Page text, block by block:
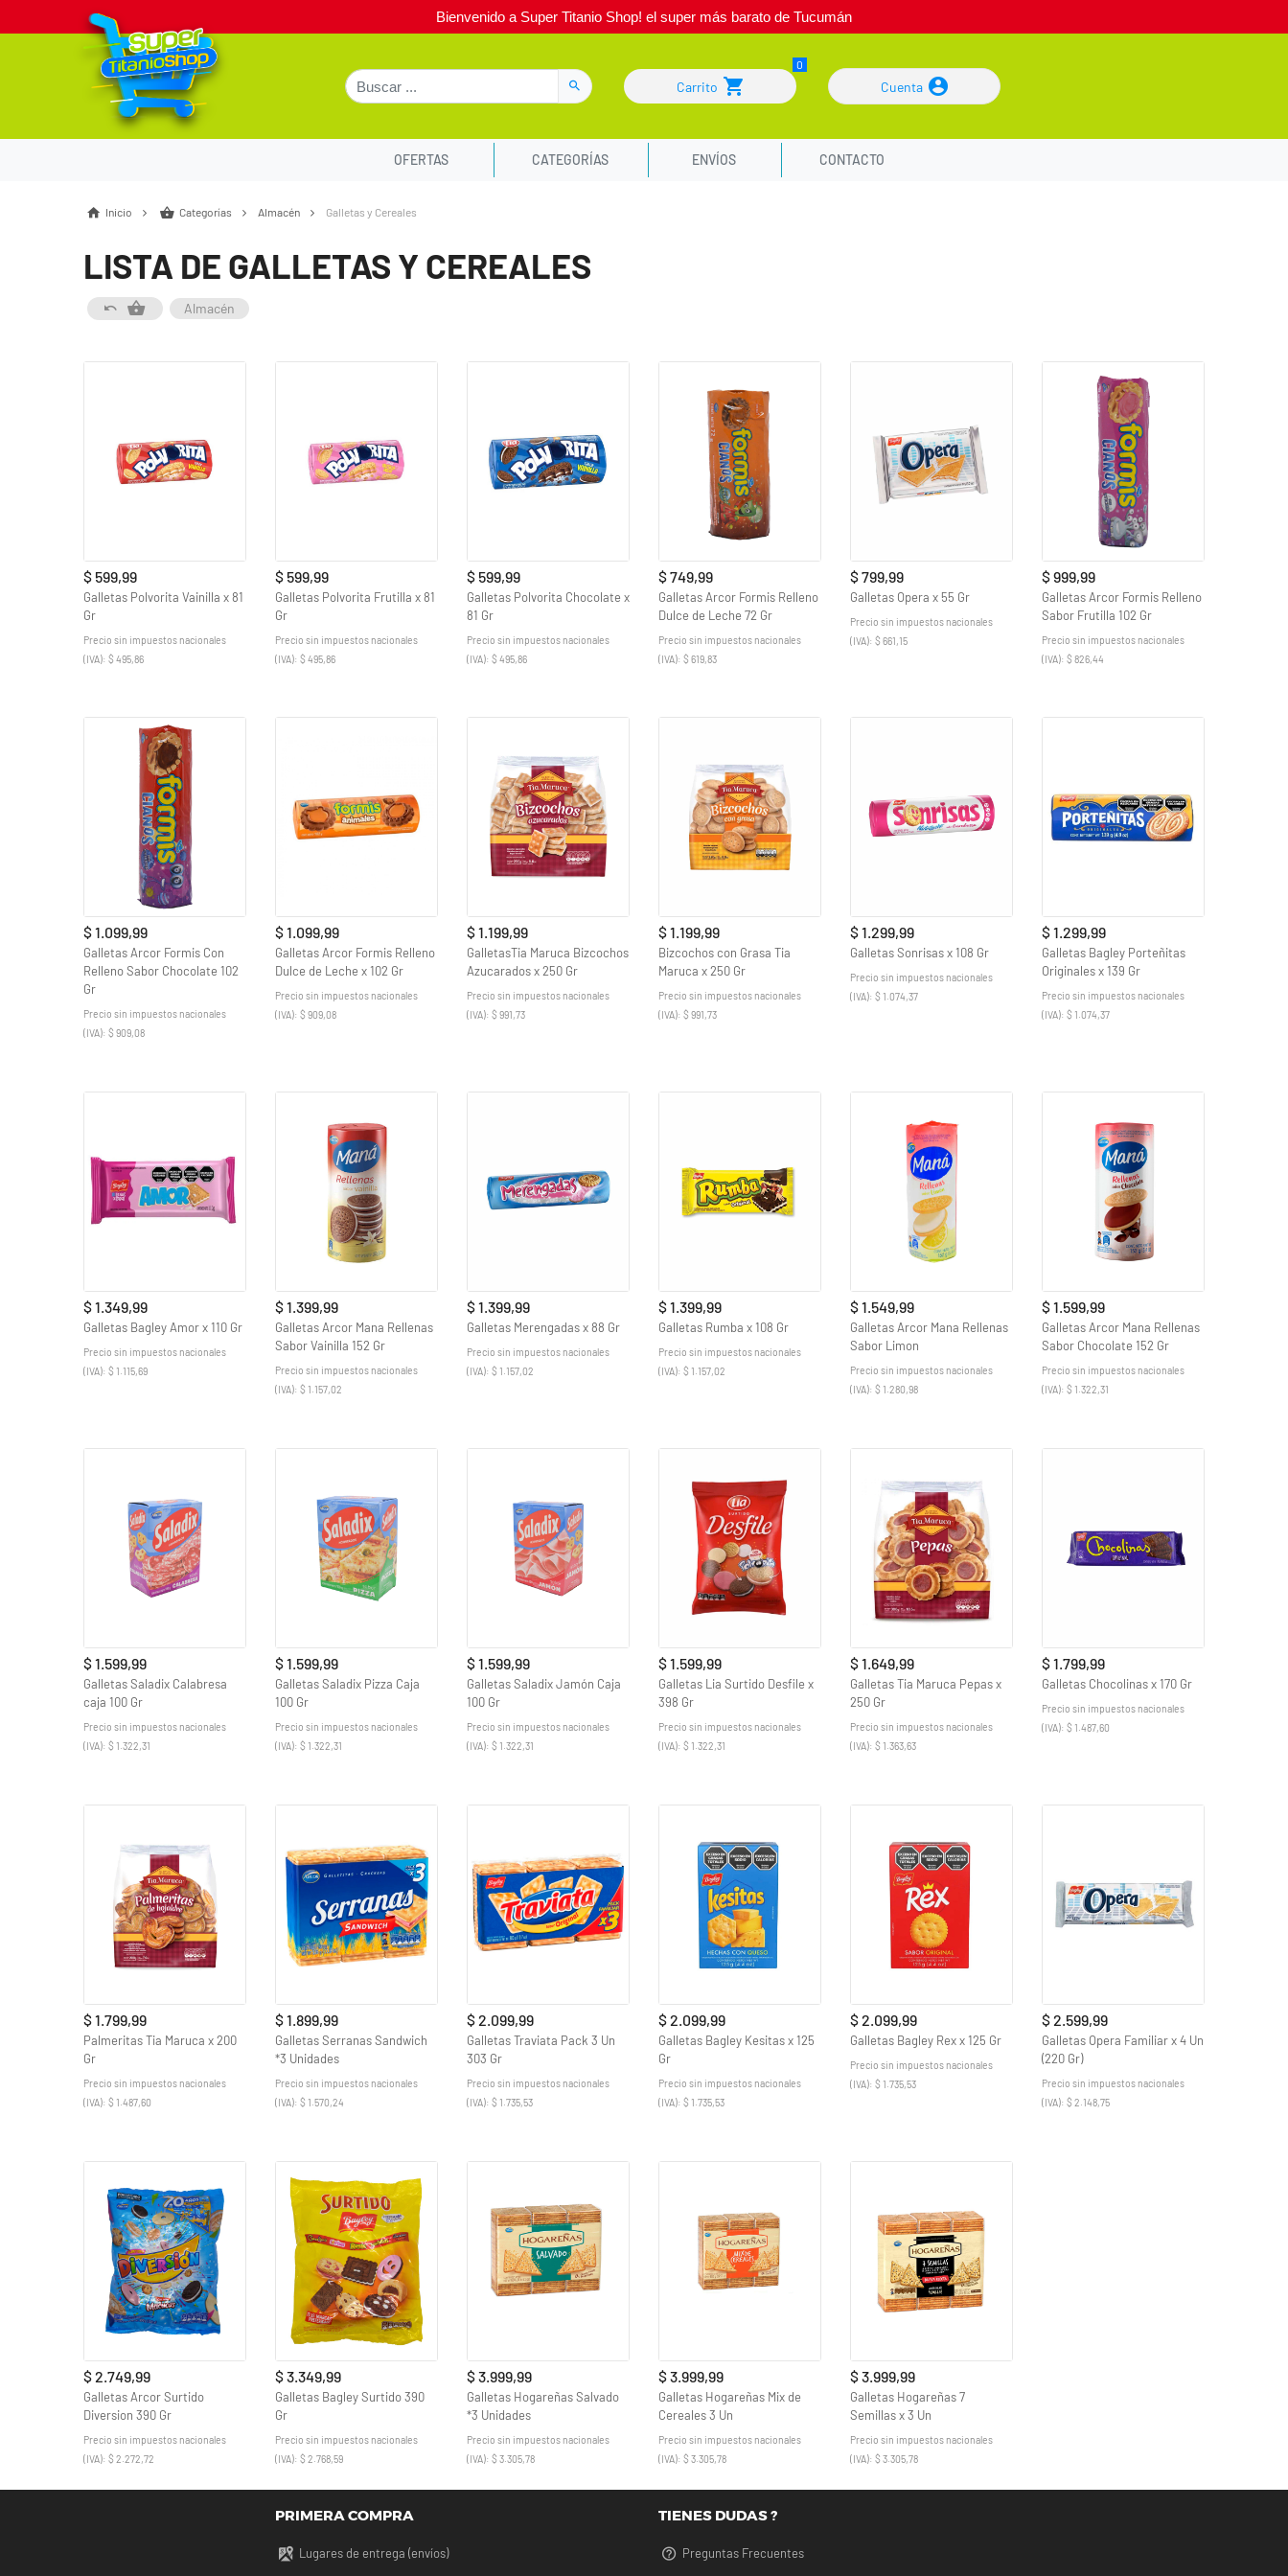
Bienvenido a Super Titanio Shop! el super más barato de Tucumán
Carrito Cuenta
OFERTAS CATEGORÍAS ENVÍOS CONTACTO
Inicio Categorías Almacén Galletas y Cereales
LISTA DE GALLETAS Y CEREALES
Almacén
$ 599,99
Galletas Polvorita Vainilla x 81
Gr
Precio sin impuestos nacionales
(IVA): $ 495,86
$ 599,99
Galletas Polvorita Frutilla x 81
Gr
Precio sin impuestos nacionales
(IVA): $ 495,86
$ 599,99
Galletas Polvorita Chocolate x
81 Gr
Precio sin impuestos nacionales
(IVA): $ 495,86
$ 749,99
Galletas Arcor Formis Relleno
Dulce de Leche 72 Gr
Precio sin impuestos nacionales
(IVA): $ 619,83
$ 799,99
Galletas Opera x 55 Gr
Precio sin impuestos nacionales
(IVA): $ 661,15
$ 999,99
Galletas Arcor Formis Relleno
Sabor Frutilla 102 Gr
Precio sin impuestos nacionales
(IVA): $ 826,44
$ 1.099,99
Galletas Arcor Formis Con
Relleno Sabor Chocolate 102
Gr
Precio sin impuestos nacionales
(IVA): $ 909,08
$ 1.099,99
Galletas Arcor Formis Relleno
Dulce de Leche x 102 Gr
Precio sin impuestos nacionales
(IVA): $ 909,08
$ 1.199,99
GalletasTia Maruca Bizcochos
Azucarados x 250 Gr
Precio sin impuestos nacionales
(IVA): $ 991,73
$ 1.199,99
Bizcochos con Grasa Tia
Maruca x 250 Gr
Precio sin impuestos nacionales
(IVA): $ 991,73
$ 1.299,99
Galletas Sonrisas x 108 Gr
Precio sin impuestos nacionales
(IVA): $ 1.074,37
$ 1.299,99
Galletas Bagley Porteñitas
Originales x 139 Gr
Precio sin impuestos nacionales
(IVA): $ 1.074,37
$ 1.349,99
Galletas Bagley Amor x 110 Gr
Precio sin impuestos nacionales
(IVA): $ 1.115,69
$ 1.399,99
Galletas Arcor Mana Rellenas
Sabor Vainilla 152 Gr
Precio sin impuestos nacionales
(IVA): $ 1.157,02
$ 1.399,99
Galletas Merengadas x 88 Gr
Precio sin impuestos nacionales
(IVA): $ 1.157,02
$ 1.399,99
Galletas Rumba x 108 Gr
Precio sin impuestos nacionales
(IVA): $ 1.157,02
$ 1.549,99
Galletas Arcor Mana Rellenas
Sabor Limon
Precio sin impuestos nacionales
(IVA): $ 1.280,98
$ 1.599,99
Galletas Arcor Mana Rellenas
Sabor Chocolate 152 Gr
Precio sin impuestos nacionales
(IVA): $ 1.322,31
$ 1.599,99
Galletas Saladix Calabresa
caja 100 Gr
Precio sin impuestos nacionales
(IVA): $ 1.322,31
$ 1.599,99
Galletas Saladix Pizza Caja
100 Gr
Precio sin impuestos nacionales
(IVA): $ 1.322,31
$ 1.599,99
Galletas Saladix Jamón Caja
100 Gr
Precio sin impuestos nacionales
(IVA): $ 1.322,31
$ 1.599,99
Galletas Lia Surtido Desfile x
398 Gr
Precio sin impuestos nacionales
(IVA): $ 1.322,31
$ 1.649,99
Galletas Tia Maruca Pepas x
250 Gr
Precio sin impuestos nacionales
(IVA): $ 1.363,63
$ 1.799,99
Galletas Chocolinas x 170 Gr
Precio sin impuestos nacionales
(IVA): $ 1.487,60
$ 1.799,99
Palmeritas Tia Maruca x 200
Gr
Precio sin impuestos nacionales
(IVA): $ 1.487,60
$ 1.899,99
Galletas Serranas Sandwich
*3 Unidades
Precio sin impuestos nacionales
(IVA): $ 1.570,24
$ 2.099,99
Galletas Traviata Pack 3 Un
303 Gr
Precio sin impuestos nacionales
(IVA): $ 1.735,53
$ 2.099,99
Galletas Bagley Kesitas x 125
Gr
Precio sin impuestos nacionales
(IVA): $ 1.735,53
$ 2.099,99
Galletas Bagley Rex x 125 Gr
Precio sin impuestos nacionales
(IVA): $ 1.735,53
$ 2.599,99
Galletas Opera Familiar x 4 Un
(220 Gr)
Precio sin impuestos nacionales
(IVA): $ 2.148,75
$ 2.749,99
Galletas Arcor Surtido
Diversion 390 Gr
Precio sin impuestos nacionales
(IVA): $ 2.272,72
$ 3.349,99
Galletas Bagley Surtido 390
Gr
Precio sin impuestos nacionales
(IVA): $ 2.768,59
$ 3.999,99
Galletas Hogareñas Salvado
*3 Unidades
Precio sin impuestos nacionales
(IVA): $ 3.305,78
$ 3.999,99
Galletas Hogareñas Mix de
Cereales 3 Un
Precio sin impuestos nacionales
(IVA): $ 3.305,78
$ 3.999,99
Galletas Hogareñas 7
Semillas x 3 Un
Precio sin impuestos nacionales
(IVA): $ 3.305,78
PRIMERA COMPRA
Lugares de entrega (envíos)
TIENES DUDAS ?
Preguntas Frecuentes